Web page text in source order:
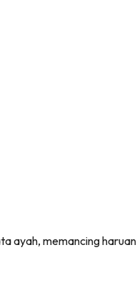
ayah, memancing haruan